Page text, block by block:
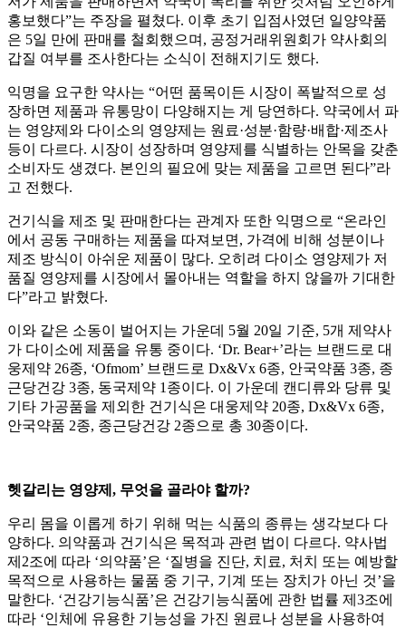
홍보했다”는 주장을 펼쳤다. 이후 초기 입점사였던 일양약품
은 5일 만에 판매를 철회했으며, 공정거래위원회가 약사회의
갑질 여부를 조사한다는 소식이 전해지기도 했다.
익명을 요구한 약사는 “어떤 품목이든 시장이 폭발적으로 성
장하면 제품과 유통망이 다양해지는 게 당연하다. 약국에서 파
는 영양제와 다이소의 영양제는 원료·성분·함량·배합·제조사
등이 다르다. 시장이 성장하며 영양제를 식별하는 안목을 갖춘
소비자도 생겼다. 본인의 필요에 맞는 제품을 고르면 된다”라
고 전했다.
건기식을 제조 및 판매한다는 관계자 또한 익명으로 “온라인
에서 공동 구매하는 제품을 따져보면, 가격에 비해 성분이나
제조 방식이 아쉬운 제품이 많다. 오히려 다이소 영양제가 저
품질 영양제를 시장에서 몰아내는 역할을 하지 않을까 기대한
다”라고 밝혔다.
이와 같은 소동이 벌어지는 가운데 5월 20일 기준, 5개 제약사
가 다이소에 제품을 유통 중이다. ‘Dr. Bear+’라는 브랜드로 대
웅제약 26종, ‘Ofmom’ 브랜드로 Dx&Vx 6종, 안국약품 3종, 종
근당건강 3종, 동국제약 1종이다. 이 가운데 캔디류와 당류 및
기타 가공품을 제외한 건기식은 대웅제약 20종, Dx&Vx 6종,
안국약품 2종, 종근당건강 2종으로 총 30종이다.
헷갈리는 영양제, 무엇을 골라야 할까?
우리 몸을 이롭게 하기 위해 먹는 식품의 종류는 생각보다 다
양하다. 의약품과 건기식은 목적과 관련 법이 다르다. 약사법
제2조에 따라 ‘의약품’은 ‘질병을 진단, 치료, 처치 또는 예방할
목적으로 사용하는 물품 중 기구, 기계 또는 장치가 아닌 것’을
말한다. ‘건강기능식품’은 건강기능식품에 관한 법률 제3조에
따라 ‘인체에 유용한 기능성을 가진 원료나 성분을 사용하여